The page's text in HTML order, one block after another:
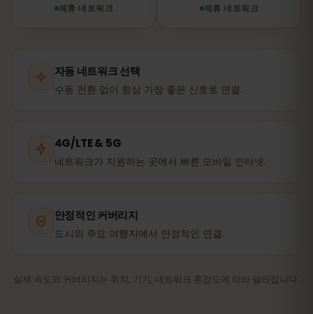
제휴 네트워크 제휴 네트워크
자동 네트워크 선택
수동 전환 없이 항상 가장 좋은 신호로 연결.
4G/LTE & 5G
네트워크가 지원하는 곳에서 빠른 모바일 인터넷.
안정적인 커버리지
도시와 주요 여행지에서 안정적인 연결.
실제 속도와 커버리지는 위치, 기기, 네트워크 혼잡도에 따라 달라집니다.